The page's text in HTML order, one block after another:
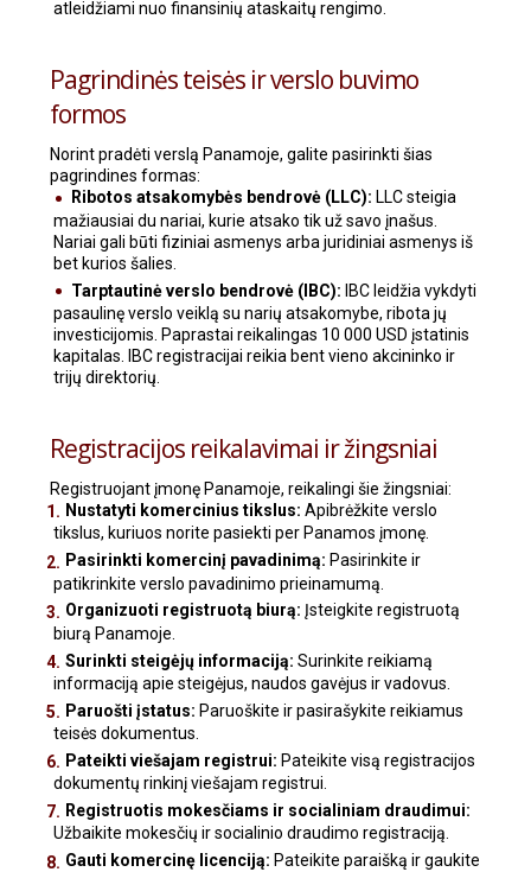
atleidžiami nuo finansinių ataskaitų rengimo.
Pagrindinės teisės ir verslo buvimo
formos
Norint pradėti verslą Panamoje, galite pasirinkti šias
pagrindines formas:
Ribotos atsakomybės bendrovė (LLC): LLC steigia
mažiausiai du nariai, kurie atsako tik už savo įnašus.
Nariai gali būti fiziniai asmenys arba juridiniai asmenys iš
bet kurios šalies.
Tarptautinė verslo bendrovė (IBC): IBC leidžia vykdyti
pasaulinę verslo veiklą su narių atsakomybe, ribota jų
investicijomis. Paprastai reikalingas 10 000 USD įstatinis
kapitalas. IBC registracijai reikia bent vieno akcininko ir
trijų direktorių.
Registracijos reikalavimai ir žingsniai
Registruojant įmonę Panamoje, reikalingi šie žingsniai:
Nustatyti komercinius tikslus: Apibrėžkite verslo
tikslus, kuriuos norite pasiekti per Panamos įmonę.
Pasirinkti komercinį pavadinimą: Pasirinkite ir
patikrinkite verslo pavadinimo prieinamumą.
Organizuoti registruotą biurą: Įsteigkite registruotą
biurą Panamoje.
Surinkti steigėjų informaciją: Surinkite reikiamą
informaciją apie steigėjus, naudos gavėjus ir vadovus.
Paruošti įstatus: Paruoškite ir pasirašykite reikiamus
teisės dokumentus.
Pateikti viešajam registrui: Pateikite visą registracijos
dokumentų rinkinį viešajam registrui.
Registruotis mokesčiams ir socialiniam draudimui:
Užbaikite mokesčių ir socialinio draudimo registraciją.
Gauti komercinę licenciją: Pateikite paraišką ir gaukite